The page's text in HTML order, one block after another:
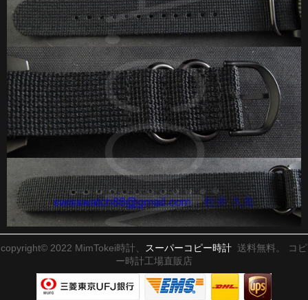
copyright© 2022 MimTokei時計、 スーパーコピー時計 送料無料。 コピ
ー時計工場直販店